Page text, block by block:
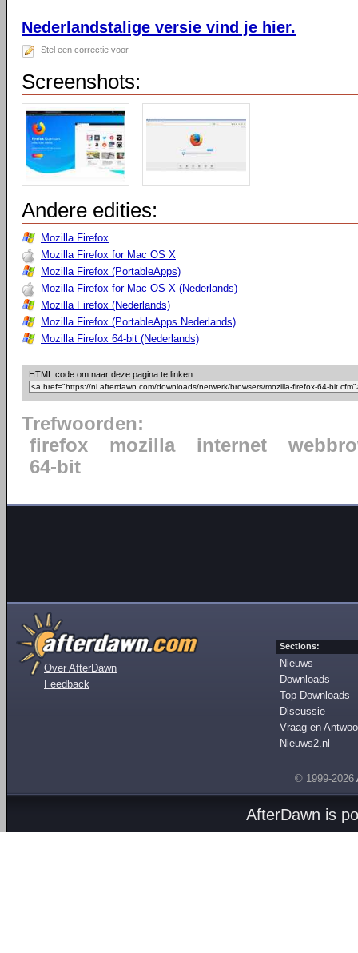
Nederlandstalige versie vind je hier.
Stel een correctie voor
Screenshots:
Andere edities:
Mozilla Firefox
Mozilla Firefox for Mac OS X
Mozilla Firefox (PortableApps)
Mozilla Firefox for Mac OS X (Nederlands)
Mozilla Firefox (Nederlands)
Mozilla Firefox (PortableApps Nederlands)
Mozilla Firefox 64-bit (Nederlands)
HTML code om naar deze pagina te linken:
Trefwoorden:
firefox
mozilla internet
64-bit
Over AfterDawn
Feedback
Sections:
Nieuws
Downloads
Top Downloads
Discussie
Vraag en
Nieuws2.nl
© 1999-2026
AfterDawn is